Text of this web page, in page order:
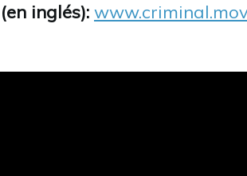
inglés):